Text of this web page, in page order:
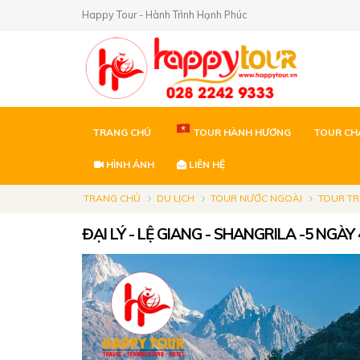
Happy Tour - Hành Trình Hạnh Phúc
TRANG CHỦ TOUR HÀNH HƯƠNG TOUR
HÌNH ẢNH LIÊN HỆ
TRANG CHỦ DU LỊCH TOUR NƯỚC NGOÀI TOUR
ĐẠI LÝ - LỆ GIANG - SHANGRILA -5